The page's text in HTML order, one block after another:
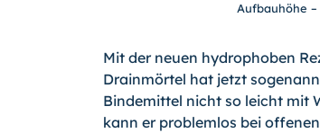
Aufbauhöhe
Mit der neuen hydrophoben
Drainmörtel hat jetzt
Bindemittel nicht so leicht mit
kann er problemlos bei